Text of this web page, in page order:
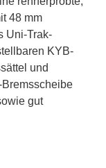
48 mm
Uni-Trak-
KYB-
und
gut